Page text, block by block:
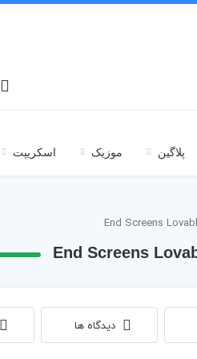
پلاگین موزیک اسکریپت
دیدگاه ها